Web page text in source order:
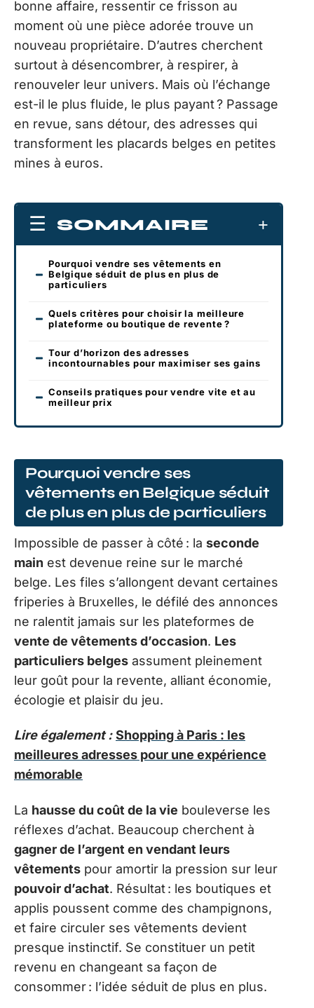
bonne affaire, ressentir ce frisson au
moment où une pièce adorée trouve un
nouveau propriétaire. D’autres cherchent
surtout à désencombrer, à respirer, à
renouveler leur univers. Mais où l’échange
est-il le plus fluide, le plus payant ? Passage
en revue, sans détour, des adresses qui
transforment les placards belges en petites
mines à euros.
SOMMAIRE
Pourquoi vendre ses vêtements en
Belgique séduit de plus en plus de
particuliers
Quels critères pour choisir la meilleure
plateforme ou boutique de revente ?
Tour d’horizon des adresses
incontournables pour maximiser ses gains
Conseils pratiques pour vendre vite et au
meilleur prix
Pourquoi vendre ses
vêtements en Belgique séduit
de plus en plus de particuliers
Impossible de passer à côté : la seconde
main est devenue reine sur le marché
belge. Les files s’allongent devant certaines
friperies à Bruxelles, le défilé des annonces
ne ralentit jamais sur les plateformes de
vente de vêtements d’occasion. Les
particuliers belges assument pleinement
leur goût pour la revente, alliant économie,
écologie et plaisir du jeu.
Lire également : Shopping à Paris : les
meilleures adresses pour une expérience
mémorable
La hausse du coût de la vie bouleverse les
réflexes d’achat. Beaucoup cherchent à
gagner de l’argent en vendant leurs
vêtements pour amortir la pression sur leur
pouvoir d’achat. Résultat : les boutiques et
applis poussent comme des champignons,
et faire circuler ses vêtements devient
presque instinctif. Se constituer un petit
revenu en changeant sa façon de
consommer : l’idée séduit de plus en plus.